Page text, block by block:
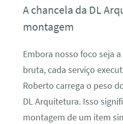
A chancela da DL
montagem
Embora nosso foco seja
bruta, cada serviço
Roberto carrega o peso
DL Arquitetura. Isso
montagem de um item